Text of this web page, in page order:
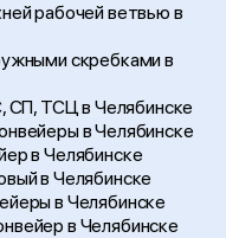
рабочей ветвью в
скребками в
СП, ТСЦ в Челябинске
в Челябинске
в Челябинске
в Челябинске
в Челябинске
в Челябинске